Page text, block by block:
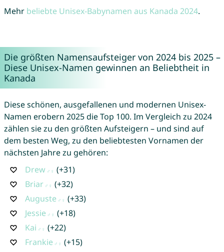
Mehr beliebte Unisex-Babynamen aus Kanada 2024.
Die größten Namensaufsteiger von 2024 bis 2025 –
Diese Unisex-Namen gewinnen an Beliebtheit in
Kanada
Diese schönen, ausgefallenen und modernen Unisex-
Namen erobern 2025 die Top 100. Im Vergleich zu 2024
zählen sie zu den größten Aufsteigern – und sind auf
dem besten Weg, zu den beliebtesten Vornamen der
nächsten Jahre zu gehören:
Drew
(+31)
Briar
(+32)
Auguste
(+33)
Jessie
(+18)
Kai
(+22)
Frankie
(+15)